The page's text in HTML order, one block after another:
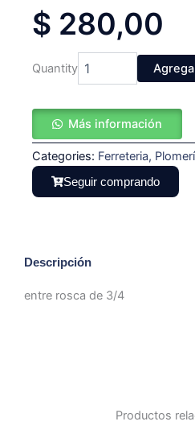
$ 280,00
Quantity rosca
3/4
cantidad
Más información
Categories: Ferreteria,
Seguir comprando
Descripción
entre rosca de 3/4
Productos